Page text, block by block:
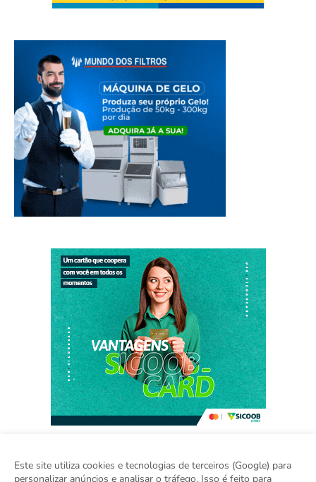
Este site utiliza cookies e tecnologias de terceiros (Google) para
personalizar anúncios e analisar o tráfego. Isso é feito para